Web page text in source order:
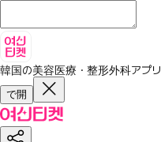
韓国の美容医療・整形外科アプリ
で開